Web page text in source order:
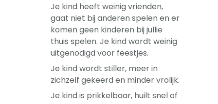
Je kind heeft weinig vrienden,
gaat niet bij anderen spelen en er
komen geen kinderen bij jullie
thuis spelen. Je kind wordt weinig
uitgenodigd voor feestjes.
Je kind wordt stiller, meer in
zichzelf gekeerd en minder vrolijk.
Je kind is prikkelbaar, huilt snel of